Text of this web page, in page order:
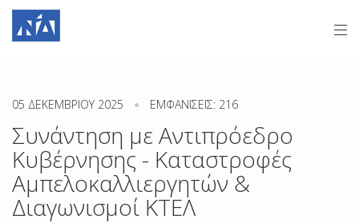
05 ΔΕΚΕΜΒΡΊΟΥ 2025 ΕΜΦΑΝΊΣΕΙΣ: 216
Συνάντηση με Αντιπρόεδρο
Κυβέρνησης - Καταστροφές
Αμπελοκαλλιεργητών &
Διαγωνισμοί ΚΤΕΛ